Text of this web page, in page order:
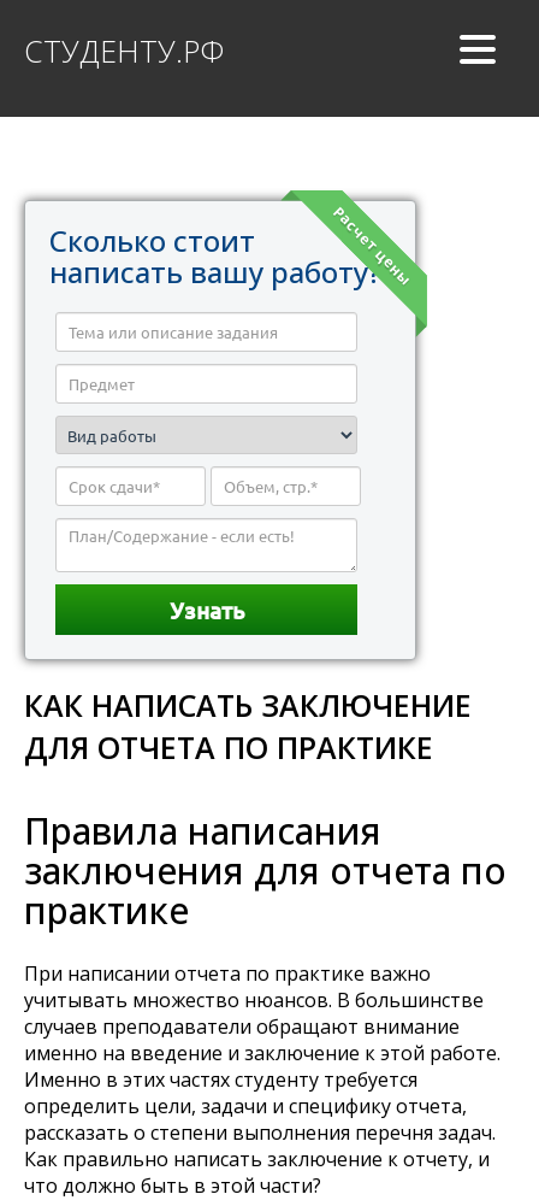
СТУДЕНТУ.РФ
Расчет цены
Сколько стоит
написать вашу работу?
КАК НАПИСАТЬ ЗАКЛЮЧЕНИЕ
ДЛЯ ОТЧЕТА ПО ПРАКТИКЕ
Правила написания
заключения для отчета по
практике
При написании отчета по практике важно
учитывать множество нюансов. В большинстве
случаев преподаватели обращают внимание
именно на введение и заключение к этой работе.
Именно в этих частях студенту требуется
определить цели, задачи и специфику отчета,
рассказать о степени выполнения перечня задач.
Как правильно написать заключение к отчету, и
что должно быть в этой части?